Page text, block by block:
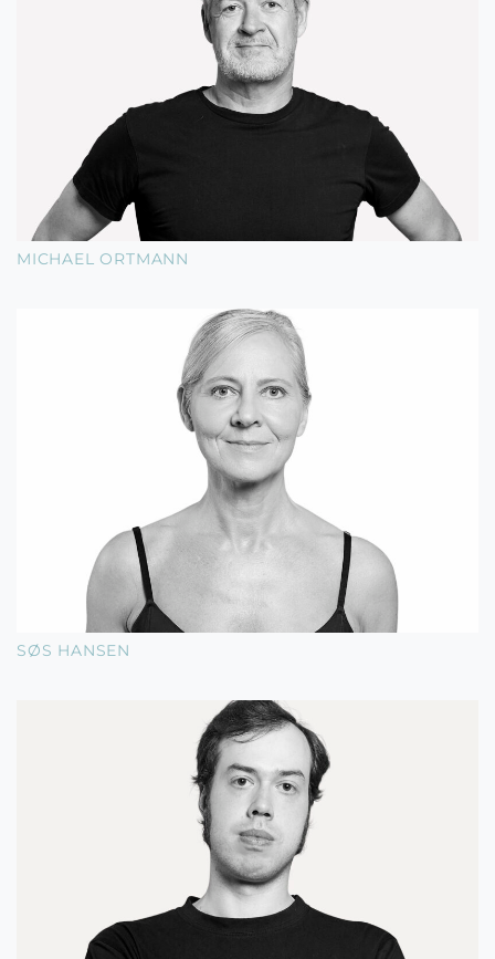
MICHAEL ORTMANN
SØS HANSEN